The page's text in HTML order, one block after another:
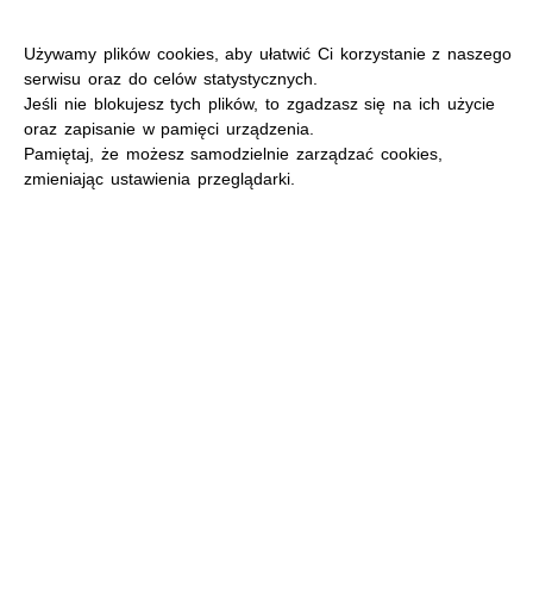
Używamy plików cookies, aby ułatwić Ci korzystanie z naszego
serwisu oraz do celów statystycznych.
Jeśli nie blokujesz tych plików, to zgadzasz się na ich użycie
oraz zapisanie w pamięci urządzenia.
Pamiętaj, że możesz samodzielnie zarządzać cookies,
zmieniając ustawienia przeglądarki.
MENU